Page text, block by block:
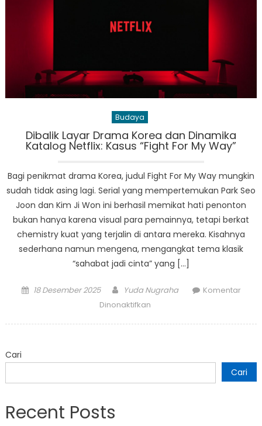
Micron
Nvidia
Budaya
Dibalik Layar Drama Korea dan Dinamika
Katalog Netflix: Kasus “Fight For My Way”
Bagi penikmat drama Korea, judul Fight For My Way mungkin
sudah tidak asing lagi. Serial yang mempertemukan Park Seo
Joon dan Kim Ji Won ini berhasil memikat hati penonton
bukan hanya karena visual para pemainnya, tetapi berkat
chemistry kuat yang terjalin di antara mereka. Kisahnya
sederhana namun mengena, mengangkat tema klasik
“sahabat jadi cinta” yang […]
Posted
18 Desember 2025 Author
Yuda Nugraha
Komentar
Dinonaktifkan
Dinamika
Cari
Cari
Recent Posts